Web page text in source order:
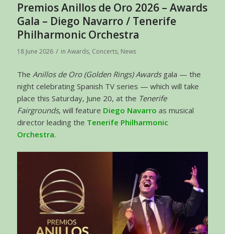
Premios Anillos de Oro 2026 – Awards
Gala – Diego Navarro / Tenerife
Philharmonic Orchestra
18 June 2026 / in Awards, Concerts, News
The Anillos de Oro (Golden Rings) Awardsgala — the
night celebrating Spanish TV series — which will take
place this Saturday, June 20, at the Tenerife
Fairgrounds, will feature Diego Navarro as musical
director leading the Tenerife Philharmonic
Orchestra.